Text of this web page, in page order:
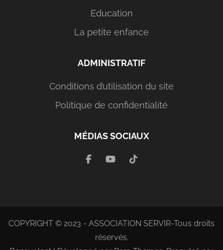
Education
La petite enfance
ADMINISTRATIF
Conditions d’utilisation du site
Politique de confidentialité
MÉDIAS SOCIAUX
COPYRIGHT © 2023 - ASSOCIATION SERVIR-Tous droits
réservés.